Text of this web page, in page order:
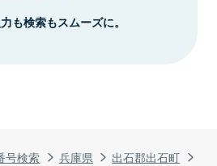
号検索 兵庫県
出石郡出石町
も検索もスムーズに。